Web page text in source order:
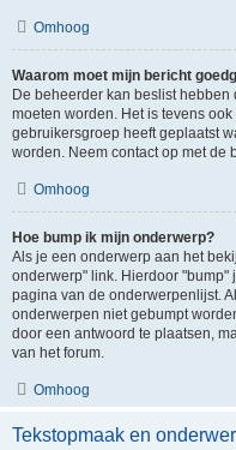
Omhoog
Waarom moet mijn bericht
De beheerder kan beslist
moeten worden. Het is tevens
gebruikersgroep heeft geplaatst
worden. Neem contact op met de
Omhoog
Hoe bump ik mijn onderwerp?
Als je een onderwerp aan het
onderwerp" link. Hierdoor "bump"
pagina van de onderwerpenlijst.
onderwerpen niet gebumpt
door een antwoord te plaatsen,
van het forum.
Omhoog
Tekstopmaak en